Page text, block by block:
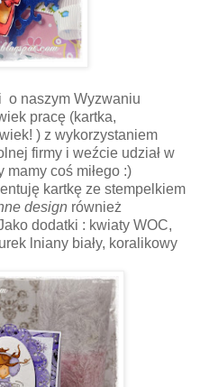
o naszym Wyzwaniu
pracę (kartka,
) z wykorzystaniem
firmy i weźcie udział w
coś miłego :)
kartkę ze stempelkiem
design również
dodatki : kwiaty WOC,
lniany biały, koralikowy